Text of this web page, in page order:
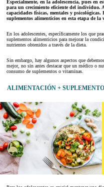
Especialmente, en la adolescencia, pues en
para un crecimiento eficiente del individuo.
capacidades físicas, mentales y psicológicas.
suplementos alimenticios en esta etapa de la
En los adolescentes, específicamente los que
suplementos alimenticios para mejorar la
nutrientes obtenidos a través de la dieta.
Sin embargo, hay algunos aspectos que
mejor, no sin antes destacar que un médico o
consumo de suplementos o vitaminas.
ALIMENTACIÓN +